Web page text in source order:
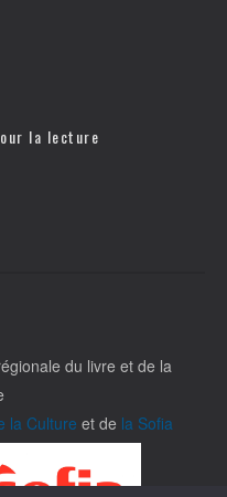
la lecture
du livre et de la
la Culture et de la Sofia